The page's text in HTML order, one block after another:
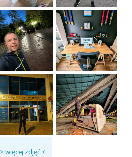
> więcej zdjęć <